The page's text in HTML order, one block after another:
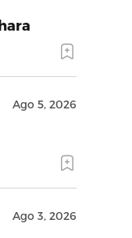
Ago 5, 2026
Ago 3, 2026